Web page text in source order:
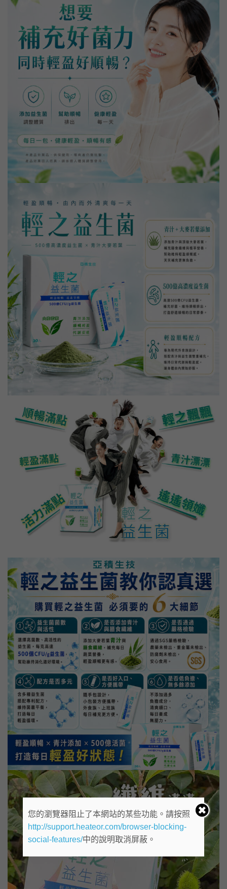
您的瀏覽器阻止了本網站的某些功能。請按照
http://support.heateor.com/browser-blocking-
social-features/中的說明取消屏蔽。